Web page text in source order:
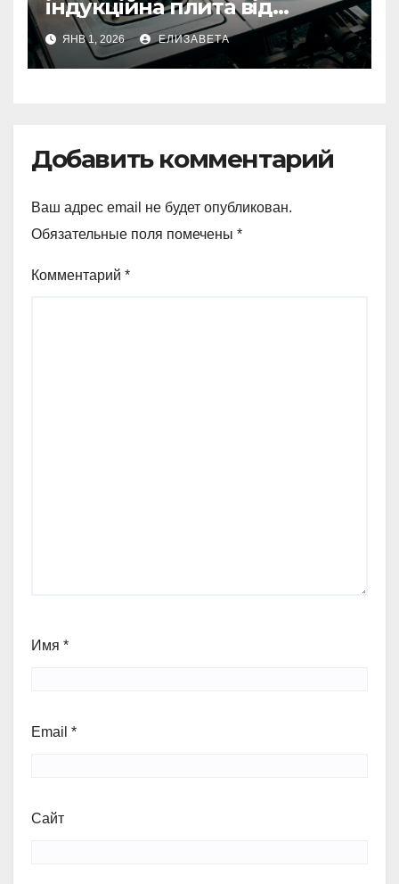
індукційна плита від
електричної: переваги та
недоліки
ЯНВ 1, 2026 ЕЛИЗАВЕТА
Добавить комментарий
Ваш адрес email не будет опубликован.
Обязательные поля помечены *
Комментарий *
Имя *
Email *
Сайт